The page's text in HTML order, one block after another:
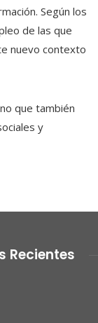
Según los
de las que
nuevo contexto
que también
y
Recientes